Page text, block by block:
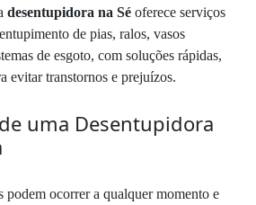
desentupidora na Sé oferece serviços
de pias, ralos, vasos
de esgoto, com soluções rápidas,
evitar transtornos e prejuízos.
uma Desentupidora
podem ocorrer a qualquer momento e